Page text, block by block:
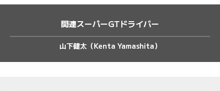
関連スーパーGTドライバー
山下健太（Kenta Yamashita）